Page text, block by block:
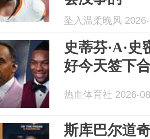
坠入温柔晚风
史蒂芬·A·
好今天签下
热血体育社 2026-
斯库巴尔道